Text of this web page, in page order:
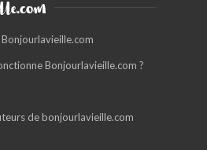
Bonjourlavieille.com ?
de bonjourlavieille.com